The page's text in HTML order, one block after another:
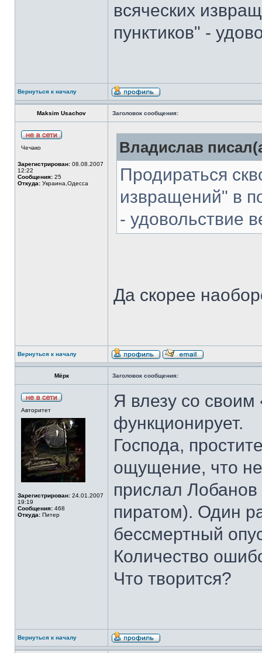
всяческих
пунктиков" -
Вернуться к началу
Maksim Usachov Заголовок сообщения:
Чечако
Зарегистрирован: 08.08.2007
12:22
Сообщения: 25
Откуда: Украина,Одесса
Владислав
Продираться
извращений" в
- удовольствие
Да скорее
Вернуться к началу
Мёрк Заголовок сообщения:
Авторитет
Зарегистрирован: 24.01.2007
19:19
Сообщения: 468
Откуда: Питер
Я влезу со
функционирует.
Господа,
ощущение, что
прислал
пиратом). Один
бессмертный
Количество
Что творится?
Вернуться к началу